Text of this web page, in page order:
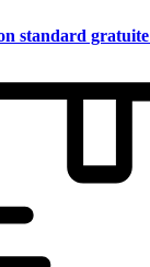
standard gratuite